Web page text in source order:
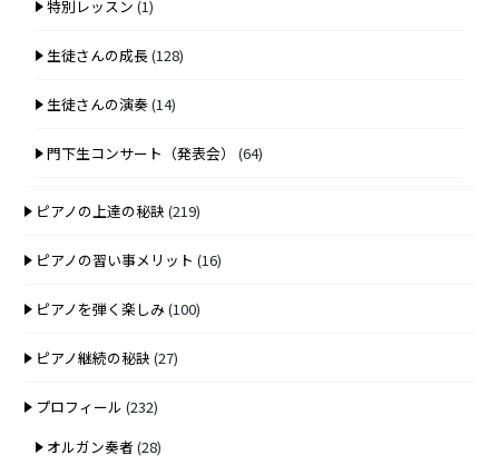
特別レッスン (1)
生徒さんの成長(128)
生徒さんの演奏(14)
門下生コンサート（発表会） (64)
ピアノの上達の秘訣 (219)
ピアノの習い事メリット (16)
ピアノを弾く楽しみ(100)
ピアノ継続の秘訣 (27)
プロフィール (232)
オルガン奏者 (28)